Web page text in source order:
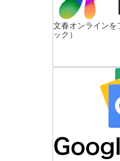
文春オンラインを
ック）